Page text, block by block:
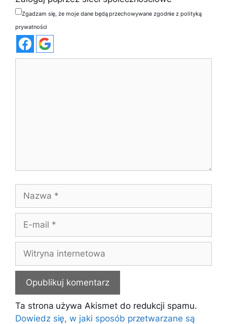
Zgadzam się, że moje dane będą przechowywane zgodnie z polityką
prywatności
mail
internetowa
Ta strona używa Akismet do redukcji spamu.
Dowiedz się, w jaki sposób przetwarzane są